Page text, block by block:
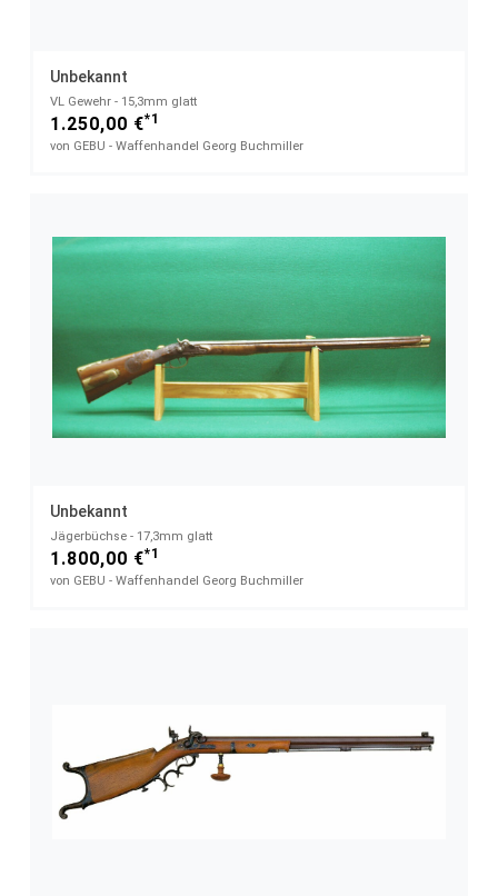
Unbekannt
VL Gewehr - 15,3mm glatt
1.250,00 €*1
von GEBU - Waffenhandel Georg Buchmiller
Unbekannt
Jägerbüchse - 17,3mm glatt
1.800,00 €*1
von GEBU - Waffenhandel Georg Buchmiller